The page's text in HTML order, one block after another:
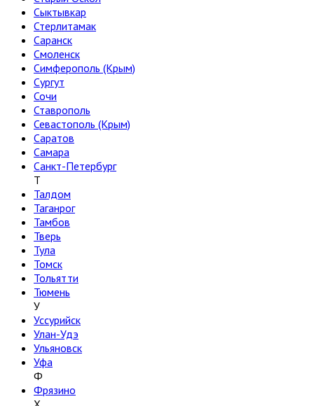
Сыктывкар
Стерлитамак
Саранск
Смоленск
Симферополь (Крым)
Сургут
Сочи
Ставрополь
Севастополь (Крым)
Саратов
Самара
Санкт-Петербург
Т
Талдом
Таганрог
Тамбов
Тверь
Тула
Томск
Тольятти
Тюмень
У
Уссурийск
Улан-Удэ
Ульяновск
Уфа
Ф
Фрязино